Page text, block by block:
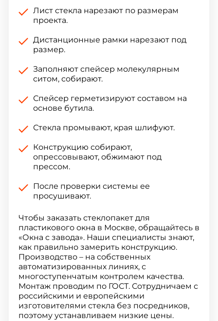
Лист стекла нарезают по размерам
проекта.
Дистанционные рамки нарезают под
размер.
Заполняют спейсер молекулярным
ситом, собирают.
Спейсер герметизируют составом на
основе бутила.
Стекла промывают, края шлифуют.
Конструкцию собирают,
опрессовывают, обжимают под
прессом.
После проверки системы ее
просушивают.
Чтобы заказать стеклопакет для
пластикового окна в Москве, обращайтесь в
«Окна с завода». Наши специалисты знают,
как правильно замерить конструкцию.
Производство – на собственных
автоматизированных линиях, с
многоступенчатым контролем качества.
Монтаж проводим по ГОСТ. Сотрудничаем с
российскими и европейскими
изготовителями стекла без посредников,
поэтому устанавливаем низкие цены.